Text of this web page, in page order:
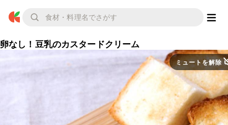
卵なし！豆乳のカスタードクリーム
ミュートを解除